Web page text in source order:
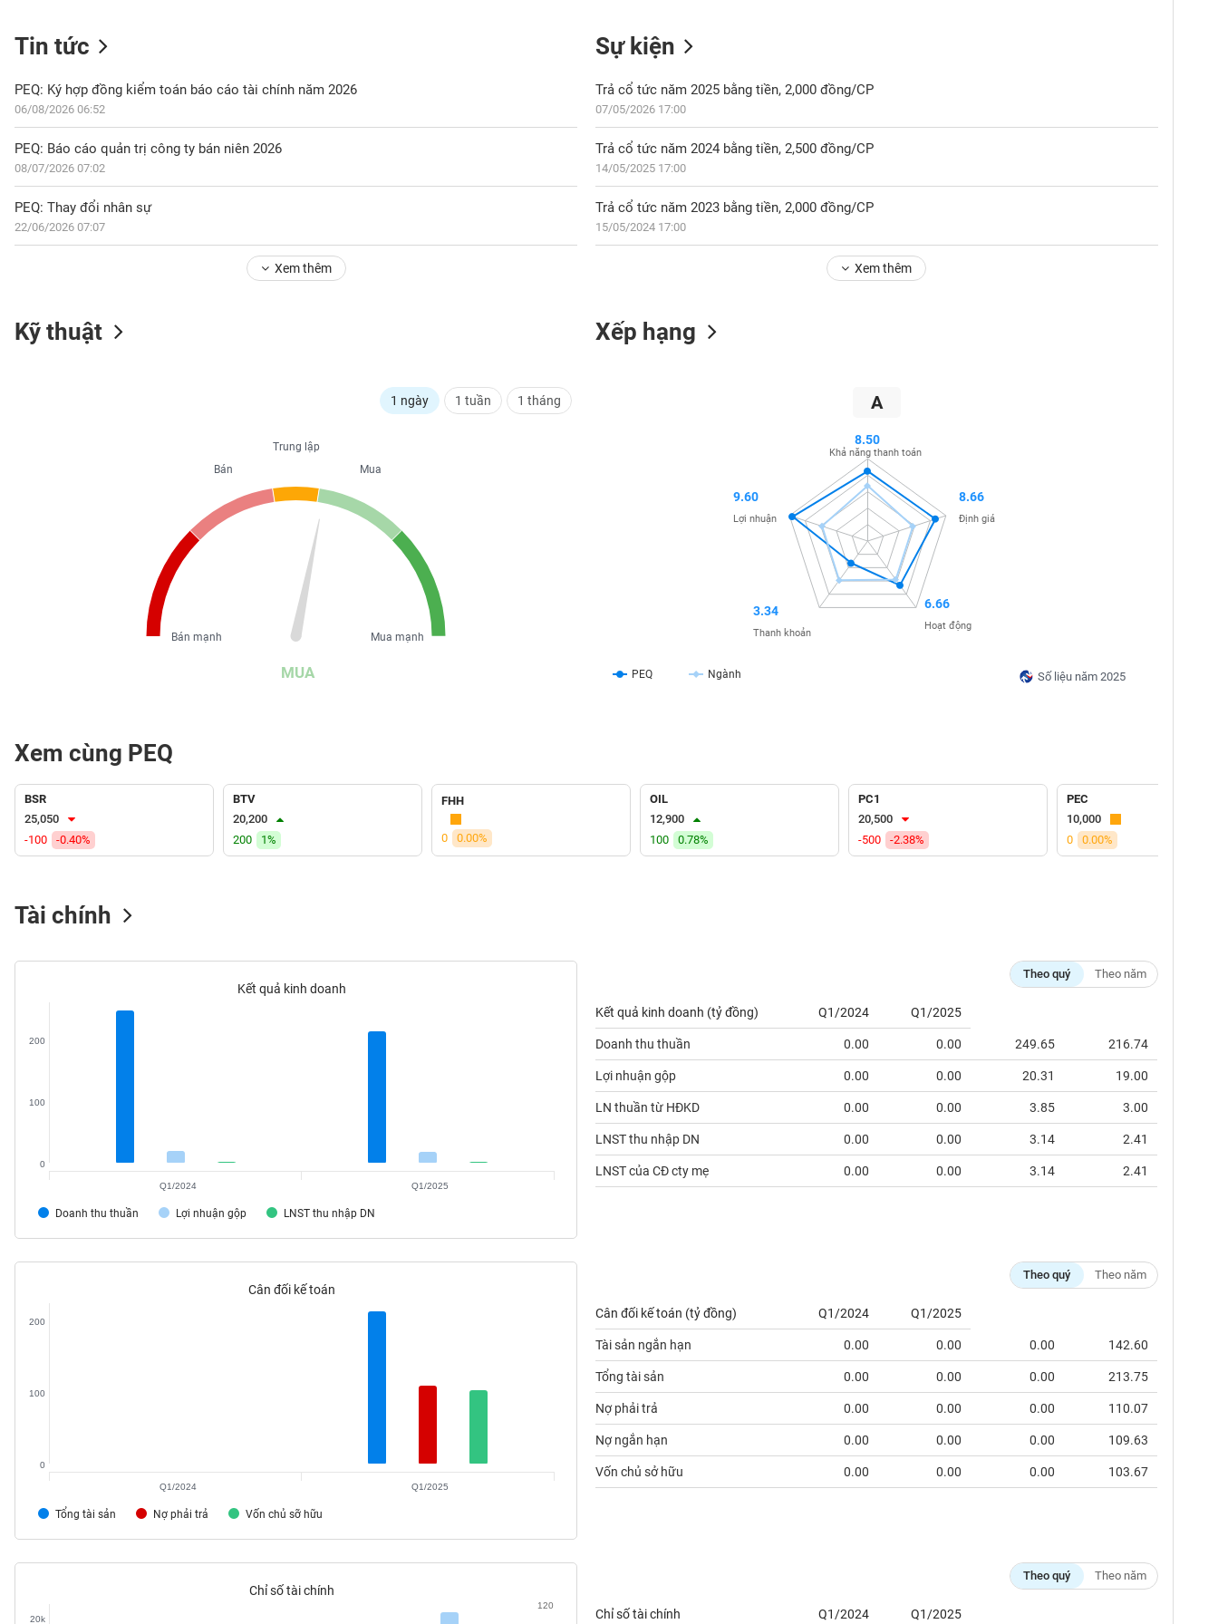
Tin tức
PEQ: Ký hợp đồng kiểm toán báo cáo tài chính năm 2026
06/08/2026 06:52
PEQ: Báo cáo quản trị công ty bán niên 2026
08/07/2026 07:02
PEQ: Thay đổi nhân sự
22/06/2026 07:07
Xem thêm
Sự kiện
Trả cổ tức năm 2025 bằng tiền, 2,000 đồng/CP
07/05/2026 17:00
Trả cổ tức năm 2024 bằng tiền, 2,500 đồng/CP
14/05/2025 17:00
Trả cổ tức năm 2023 bằng tiền, 2,000 đồng/CP
15/05/2024 17:00
Xem thêm
Kỹ thuật
1 ngày 1 tuần 1 tháng
MUA
Trung lập
Mua
Mua mạnh
Bán
Bán mạnh
Xếp hạng
A
Số liệu năm 2025
PEQ Ngành
8.50
Khả năng thanh toán
8.66
Định giá
6.66
Hoạt động
3.34
Thanh khoản
9.60
Lợi nhuận
Xem cùng PEQ
BSR
25,050
-100
-0.40%
BTV
20,200
200
1%
FHH
0 0.00%
OIL
12,900
100
0.78%
PC1
20,500
-500
-2.38%
PEC
10,000
0
0.00%
Tài chính
Kết quả kinh doanh
Doanh thu thuần Lợi nhuận gộp LNST thu nhập DN
0
100
200
Q1/2024 Q1/2025
Theo quý Theo năm
Kết quả kinh doanh (tỷ đồng) Q1/2024 Q1/2025
Doanh thu thuần 0.00 0.00 249.65 216.74
Lợi nhuận gộp 0.00 0.00 20.31 19.00
LN thuần từ HĐKD 0.00 0.00 3.85 3.00
LNST thu nhập DN 0.00 0.00 3.14 2.41
LNST của CĐ cty mẹ 0.00 0.00 3.14 2.41
Cân đối kế toán
Tổng tài sản Nợ phải trả Vốn chủ sỡ hữu
0
100
200
Q1/2024 Q1/2025
Theo quý Theo năm
Cân đối kế toán (tỷ đồng) Q1/2024 Q1/2025
Tài sản ngắn hạn 0.00 0.00 0.00 142.60
Tổng tài sản 0.00 0.00 0.00 213.75
Nợ phải trả 0.00 0.00 0.00 110.07
Nợ ngắn hạn 0.00 0.00 0.00 109.63
Vốn chủ sở hữu 0.00 0.00 0.00 103.67
Chỉ số tài chính
20k
120
Theo quý Theo năm
Chỉ số tài chính Q1/2024 Q1/2025
DOANH
NGHIỆP
CỔ
PHIẾU
SINH
(-)
VS-
SECTOR
LIỆU
NGHIỆP
TIÊU
DÙNG
TIÊU
THIẾT
CHĂM